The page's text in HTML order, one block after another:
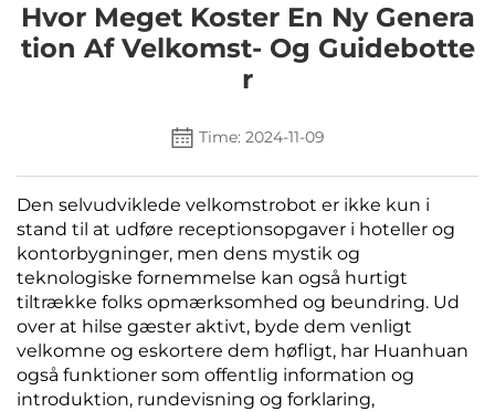
Produkter
Sag
Nyheder
Servicesupport
Kontakt os
Hvor Meget Koster En Ny Genera
Tion Af Velkomst- Og Guidebotte
R
Time: 2024-11-09
Den selvudviklede velkomstrobot er ikke kun i
stand til at udføre receptionsopgaver i hoteller og
kontorbygninger, men dens mystik og
teknologiske fornemmelse kan også hurtigt
tiltrække folks opmærksomhed og beundring. Ud
over at hilse gæster aktivt, byde dem venligt
velkomne og eskortere dem høfligt, har Huanhuan
også funktioner som offentlig information og
introduktion, rundevisning og forklaring,